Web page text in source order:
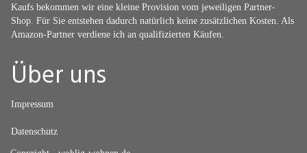
Kaufs bekommen wir eine kleine Provision vom jeweiligen Partner-
Shop. Für Sie entstehen dadurch natürlich keine zusätzlichen Kosten. Als
Amazon-Partner verdiene ich an qualifizierten Käufen.
Über uns
Impressum
Datenschutz